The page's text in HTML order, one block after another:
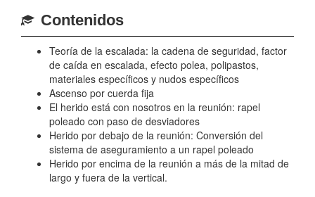
Contenidos
Teoría de la escalada: la cadena de seguridad, factor
de caída en escalada, efecto polea, polipastos,
materiales específicos y nudos específicos
Ascenso por cuerda fija
El herido está con nosotros en la reunión: rapel
poleado con paso de desviadores
Herido por debajo de la reunión: Conversión del
sistema de aseguramiento a un rapel poleado
Herido por encima de la reunión a más de la mitad de
largo y fuera de la vertical.